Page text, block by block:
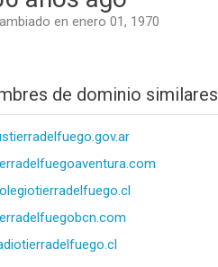
en enero 01, 1970
de dominio similares